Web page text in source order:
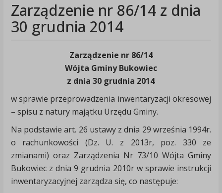
Zarządzenie nr 86/14 z dnia
30 grudnia 2014
Zarządzenie nr 86/14
Wójta Gminy Bukowiec
z dnia 30 grudnia 2014
w sprawie przeprowadzenia inwentaryzacji okresowej
– spisu z natury majątku Urzędu Gminy.
Na podstawie art. 26 ustawy z dnia 29 września 1994r.
o rachunkowości (Dz. U. z 2013r, poz. 330 ze
zmianami) oraz Zarządzenia Nr 73/10 Wójta Gminy
Bukowiec z dnia 9 grudnia 2010r w sprawie instrukcji
inwentaryzacyjnej zarządza się, co następuje: